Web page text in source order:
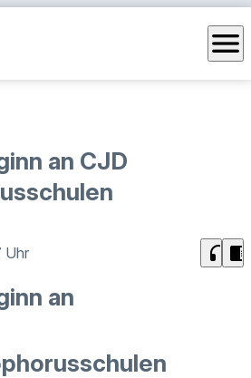
menu
an CJD
Uhr headphones chrome_reader_mode
an